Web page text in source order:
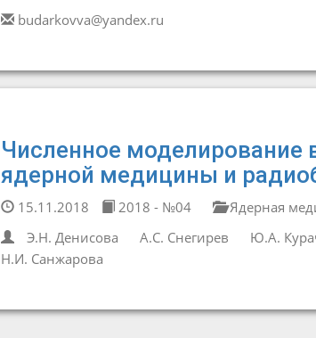
budarkovva@yandex.ru
Численное моделирование
ядерной медицины и
15.11.2018 2018 - №04
Ядерная
Э.Н. Денисова
А.С. Снегирев Ю.А.
Н.И. Санжарова